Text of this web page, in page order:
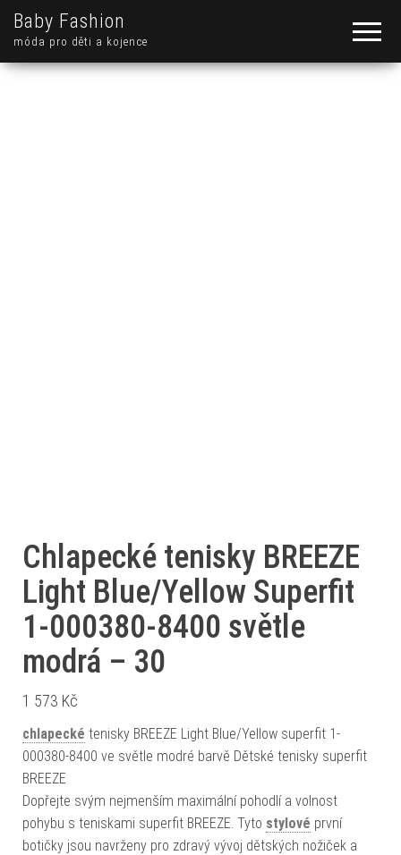
Baby Fashion
móda pro děti a kojence
Chlapecké tenisky BREEZE
Light Blue/Yellow Superfit
1-000380-8400 světle
modrá – 30
1 573 Kč
chlapecké tenisky BREEZE Light Blue/Yellow superfit 1-
000380-8400 ve světle modré barvě Dětské tenisky superfit
BREEZE
Dopřejte svým nejmenším maximální pohodlí a volnost
pohybu s teniskami superfit BREEZE. Tyto stylové první
botičky jsou navrženy pro zdravý vývoj dětských nožiček a